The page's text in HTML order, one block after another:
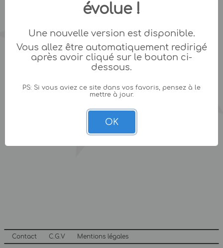
Contact C.G.V Mentions légales
évolue !
Une nouvelle version est disponible.
Vous allez être automatiquement redirigé
après avoir cliqué sur le bouton ci-
dessous.
PS: Si vous aviez ce site dans vos favoris, pensez à le
mettre à jour.
OK